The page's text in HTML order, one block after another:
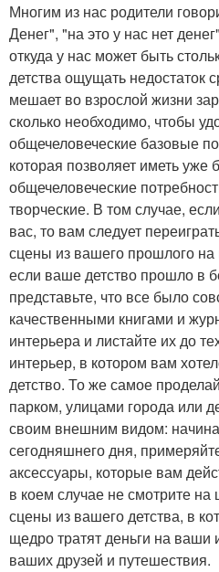
Многим из нас родители
Денег", "на это у нас нет
откуда у нас может быть
детства ощущать недостаток
мешает во взрослой жизни
сколько необходимо, чтобы
общечеловеческие базовые
которая позволяет иметь уже
общечеловеческие
творческие. В том случае,
вас, то вам следует
сцены из вашего прошлого
если ваше детство прошло в
представьте, что все было
качественными книгами и
интерьера и листайте их до
интерьер, в котором вам
детство. То же самое
парком, улицами города или
своим внешним видом:
сегодняшнего дня,
аксессуары, которые вам
в коем случае не смотрите
сцены из вашего детства, в
щедро тратят деньги на ваши
ваших друзей и путешествия.